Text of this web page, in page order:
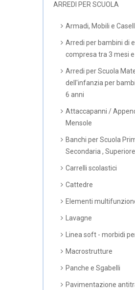
ARREDI PER SCUOLA
Armadi, Mobili e
Arredi per bambini di
compresa tra 3 mesi e
Arredi per Scuola
dell'infanzia per
6 anni
Attaccapanni /
Mensole
Banchi per Scuola
Secondaria ,
Carrelli scolastici
Cattedre
Elementi
Lavagne
Linea soft - morbidi
Macrostrutture
Panche e Sgabelli
Pavimentazione